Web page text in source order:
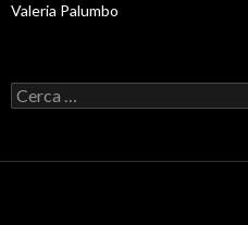
Valeria Palumbo
R
i